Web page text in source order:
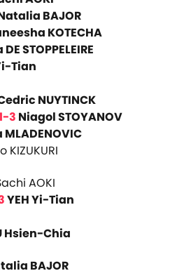
BAJOR
KOTECHA
STOPPELEIRE
Tian
NUYTINCK
3 Niagol STOYANOV
MLADENOVIC
KIZUKURI
AOKI
YEH Yi-Tian
Hsien-Chia
BAJOR